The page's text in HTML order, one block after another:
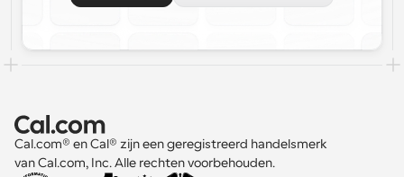
Cal.com® en Cal® zijn een geregistreerd handelsmerk
van Cal.com, Inc. Alle rechten voorbehouden.